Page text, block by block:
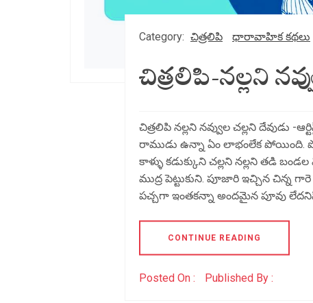
Category: చిత్రలిపి ధారావాహిక కథలు
చిత్రలిపి-నల్లని
చిత్రలిపి నల్లని నవ్వుల చల్లని దేవుడు -
రాముడు ఉన్నా ఏం లాభంలేక పోయింది.
కాళ్ళు కడుక్కుని చల్లని నల్లని తడి
ముద్ర పెట్టుకుని. పూజారి ఇచ్చిన చిన్న
పచ్చగా ఇంతకన్నా అందమైన పూవు
CONTINUE READING
Posted On : Published By :